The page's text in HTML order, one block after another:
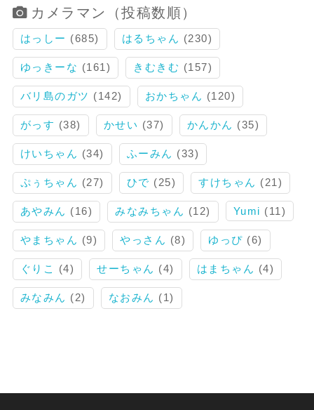
カメラマン（投稿数順）
はっしー (685) はるちゃん (230)
ゆっきーな (161) きむきむ (157)
バリ島のガツ (142) おかちゃん (120)
がっす (38) かせい (37) かんかん (35)
けいちゃん (34) ふーみん (33)
ぷぅちゃん (27) ひで (25) すけちゃん (21)
あやみん (16) みなみちゃん (12) Yumi (11)
やまちゃん (9) やっさん (8) ゆっぴ (6)
ぐりこ (4) せーちゃん (4) はまちゃん (4)
みなみん (2) なおみん (1)